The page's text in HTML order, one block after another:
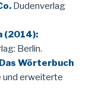
Dudenverlag
(2014):
Berlin.
Wörterbuch
und erweiterte